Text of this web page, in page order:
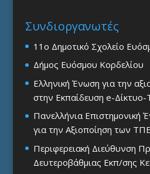
Συνδιοργανωτές
11ο Δημοτικό Σχολείο
Δήμος Ευόσμου Κορδελίου
Ελληνική Ένωση για την
στην Εκπαίδευση e-
Πανελλήνια Επιστημονική
για την Αξιοποίηση των ΤΠΕ
Περιφερειακή Διεύθυνση
Δευτεροβάθμιας Εκπ/σης